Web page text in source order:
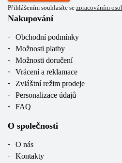
Přihlášením souhlasíte se zpracováním
Nakupování
Obchodní podmínky
Možnosti platby
Možnosti doručení
Vrácení a reklamace
Zvláštní režim prodeje
Personalizace údajů
FAQ
O společnosti
O nás
Kontakty